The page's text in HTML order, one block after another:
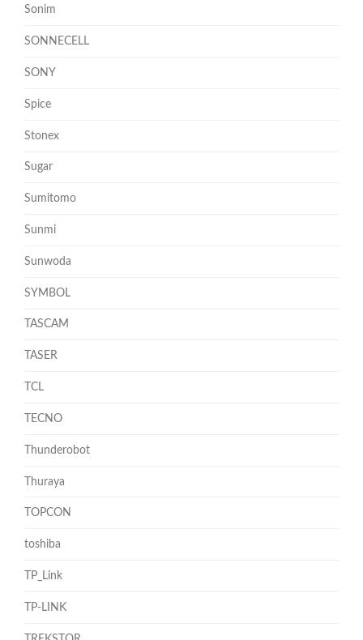
Sonim
SONNECELL
SONY
Spice
Stonex
Sugar
Sumitomo
Sunmi
Sunwoda
SYMBOL
TASCAM
TASER
TCL
TECNO
Thunderobot
Thuraya
TOPCON
toshiba
TP_Link
TP-LINK